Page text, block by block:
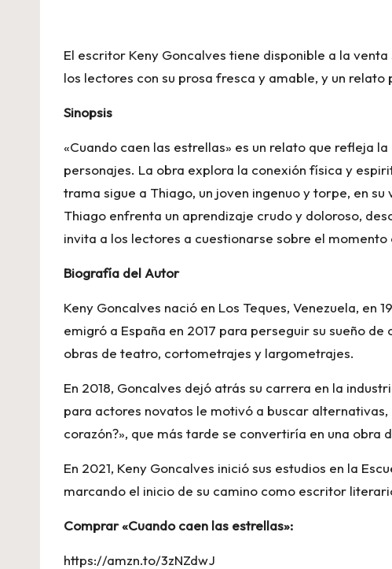
El escritor Keny Goncalves tiene disponible a la
los lectores con su prosa fresca y amable, y un relato
Sinopsis
«Cuando caen las estrellas» es un relato que refleja
personajes. La obra explora la conexión física y
trama sigue a Thiago, un joven ingenuo y torpe, en
Thiago enfrenta un aprendizaje crudo y doloroso,
invita a los lectores a cuestionarse sobre el
Biografía del Autor
Keny Goncalves nació en Los Teques, Venezuela,
emigró a España en 2017 para perseguir su sueño
obras de teatro, cortometrajes y largometrajes.
En 2018, Goncalves dejó atrás su carrera en la
para actores novatos le motivó a buscar
corazón?», que más tarde se convertiría en una
En 2021, Keny Goncalves inició sus estudios en la
marcando el inicio de su camino como escritor
Comprar «Cuando caen las estrellas»:
https://amzn.to/3zNZdwJ